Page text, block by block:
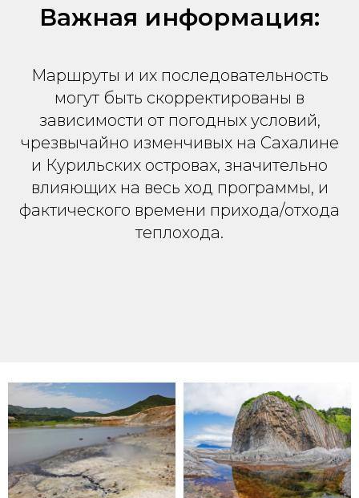
Важная информация:
Маршруты и их последовательность
могут быть скорректированы в
зависимости от погодных условий,
чрезвычайно изменчивых на Сахалине
и Курильских островах, значительно
влияющих на весь ход программы, и
фактического времени прихода/отхода
теплохода.